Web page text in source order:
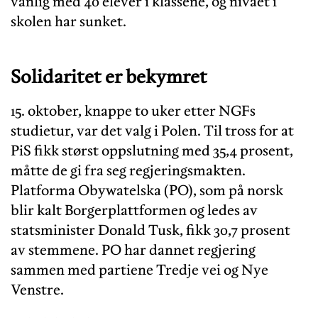
skolen har sunket.
Solidaritet er bekymret
15. oktober, knappe to uker etter NGFs
studietur, var det valg i Polen. Til tross for at
PiS fikk størst oppslutning med 35,4 prosent,
måtte de gi fra seg regjeringsmakten.
Platforma Obywatelska (PO), som på norsk
blir kalt Borgerplattformen og ledes av
statsminister Donald Tusk, fikk 30,7 prosent
av stemmene. PO har dannet regjering
sammen med partiene Tredje vei og Nye
Venstre.